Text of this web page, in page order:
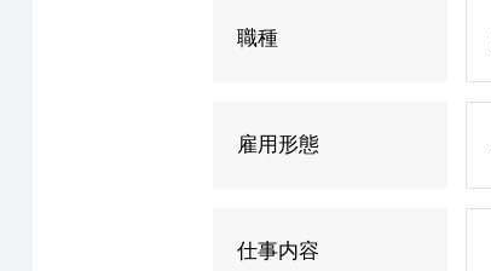
職種
雇用形態
仕事内容